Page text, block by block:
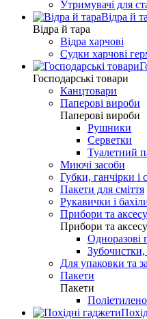
Утримувачі для
Відра й
Відра й тара
Відра харчові
Судки харчові
Господарські товари
Канцтовари
Паперові вироби
Паперові вироби
Рушники
Серветки
Туалетний
Миючі засоби
Губки, ганчірки і
Пакети для сміття
Рукавички і
Прибори та
Прибори та
Одноразові
Для упаковки та
Пакети
Пакети